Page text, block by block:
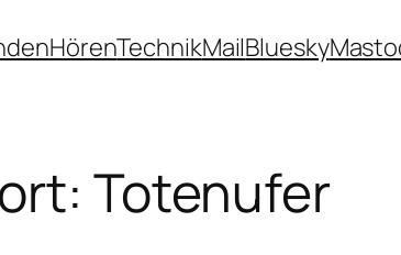
HörenTechnikMailBluesky
Totenufer